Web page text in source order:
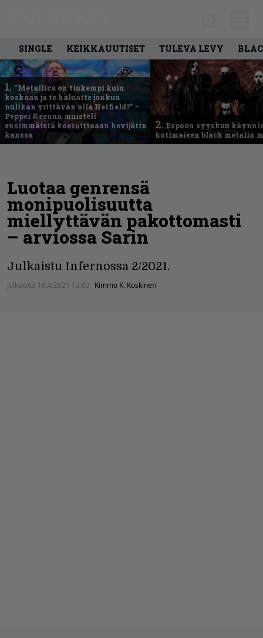
SINGLE KEIKKAUUTISET TULEVA LEVY
1. ”Metallica on tiukempi kuin
koskaan ja te haluatte jonkun
nulikan yrittävän olla Hetfield?” –
Pepper Keenan muisteli
ensimmäistä koesoittoaan hevijätin
kanssa
2. Espoon syyskuu
kotimaisen black metalin
Luotaa genrensä
monipuolisuutta
miellyttävän pakottomasti
– arviossa Sarin
Julkaistu Infernossa 2/2021.
Julkaistu: 16.4.2021 13:03 Kimmo K. Koskinen